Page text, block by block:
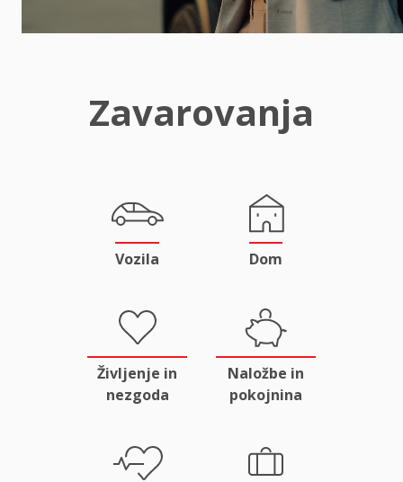
Zavarovanja
Vozila Dom
Življenje in
nezgoda
Naložbe in
pokojnina